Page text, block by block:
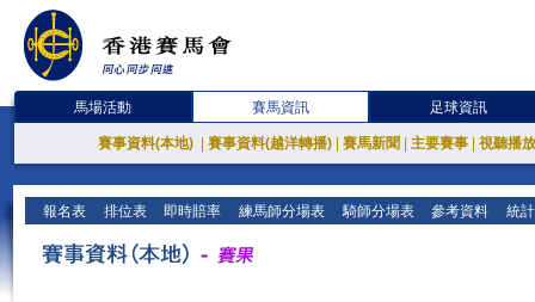
馬場活動 賽馬資訊 足球資訊
賽事資料(本地) 賽事資料(越洋轉播) 賽馬新聞 主要賽事 視聽播
報名表 排位表 即時賠率 練馬師分場表 騎師分場表 參考資料 統